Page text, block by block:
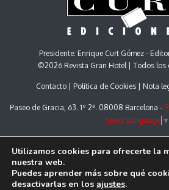
Presidente: Enrique Curt Gómez -
©2026 Revista Gran Hotel | Todos los
Contacto Política de Cookies Nota
Paseo de Gracia, 63. 1º 2ª. 08008 Barcelona -
Select Language ▼
Utilizamos cookies para ofrecerte la
nuestra web.
Puedes aprender más sobre qué
desactivarlas en los ajustes.